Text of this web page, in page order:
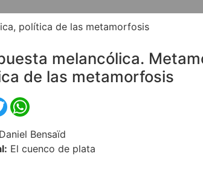
política de las metamorfosis
melancólica.
de las metamorfosis
TwitterWhatsApp
Daniel Bensaïd
El cuenco de plata